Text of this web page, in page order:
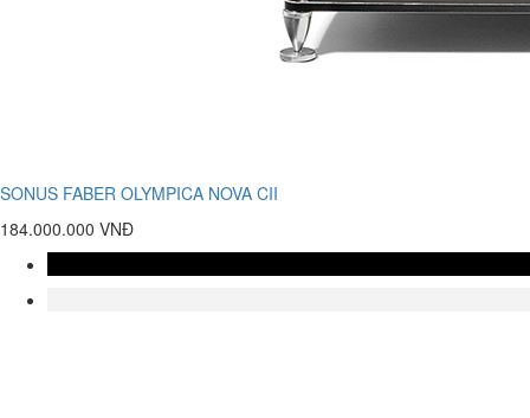
SONUS FABER OLYMPICA NOVA CII
184.000.000 VNĐ